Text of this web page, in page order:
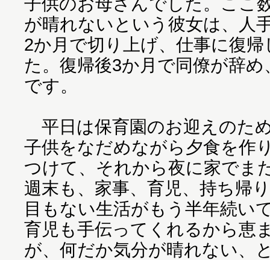
が晴れないという彼女は、人
2か月で切り上げ、仕事に復
た。復帰後3か月で同僚が辞
です。
平日は保育園のお迎えのた
子供をなだめながら夕食を作
つけて、それから夜に家でま
週末も、家事、育児、持ち帰
目もない生活がもう半年続い
育児も手伝ってくれるから恵
が、何だか気分が晴れない、